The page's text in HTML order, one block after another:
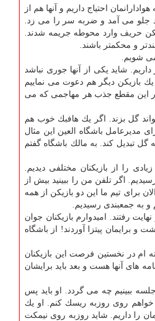
احتیاج داریم و آنها هم از
جلو می آمد و ضربه سر را می زد.
حریف وارد محوطه جریمه شدند.
و محكمتر باشند.
شویم.
شاید یكی از آنها جوری نباشد
بازیكن دیگر هم دعوت می نماییم
در این مقطع جذب هر مهاجمی كه می
گل بزند. اگر یك هافبك خوب هم
باشگاه العین این مثال
تبدیل كند. به مالك باشگاه گفتم
را از بازیكنان مختلفی دیدیم.
اگر تلفن من را ببینید بیش از
برای تیم ما این دو بازیكن از همه
و به جمعبندی رسیدیم.
رفتند. امیدوارم بازیكنان جوان
برایمان پیتزا آوردند! از باشگاه
ام در نخستین فرصت این بازیكنان
های آنها هست و بعد باید برایشان
ببینیم چه می گردد. او باید پس
روی روزبه ریسك كنم. او یك
را داریم. شاید روزبه روی نیمكت